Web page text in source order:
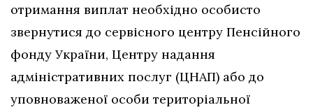
отримання виплат необхідно особисто
звернутися до сервісного центру Пенсійного
фонду України, Центру надання
адміністративних послуг (ЦНАП) або до
уповноваженої особи територіальної